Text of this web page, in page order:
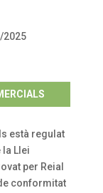
2025
està regulat
Llei
per Reial
conformitat